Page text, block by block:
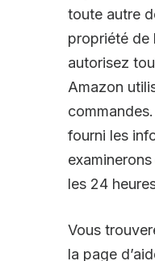
toute autre
propriété de
autorisez
Amazon
fourni les
les 24
Vous
la page